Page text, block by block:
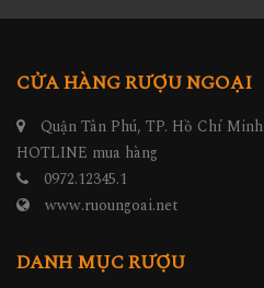
CỬA HÀNG RƯỢU NGOẠI
Quận Tân Phú, TP. Hồ Chí Minh
HOTLINE mua hàng
0972.12345.1
www.ruoungoai.net
DANH MỤC RƯỢU